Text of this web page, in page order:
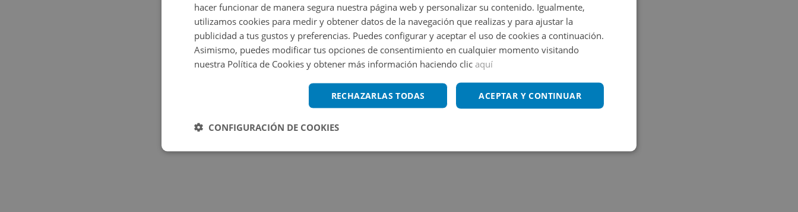
hacer funcionar de manera segura nuestra página web y personalizar su contenido. Igualmente,
utilizamos cookies para medir y obtener datos de la navegación que realizas y para ajustar la
publicidad a tus gustos y preferencias. Puedes configurar y aceptar el uso de cookies a continuación.
Asimismo, puedes modificar tus opciones de consentimiento en cualquier momento visitando
nuestra Política de Cookies y obtener más información haciendo clic aquí
ACEPTAR Y CONTINUAR
RECHAZARLAS TODAS
CONFIGURACIÓN DE COOKIES